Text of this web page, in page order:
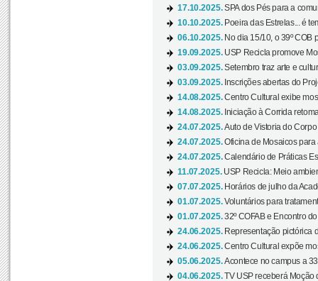
17.10.2025.SPA dos Pés para a
10.10.2025. Poeira das Estrelas... é
06.10.2025. No dia 15/10, o 39º COB
19.09.2025. USP Recicla promove
03.09.2025.Setembro traz arte e
03.09.2025. Inscrições abertas do
14.08.2025.Centro Cultural exibe
14.08.2025. Iniciação à Corrida
24.07.2025.Auto de Vistoria do
24.07.2025.Oficina de Mosaicos
24.07.2025.Calendário de Práticas
11.07.2025. USP Recicla: Meio
07.07.2025. Horários de julho da
01.07.2025.Voluntários para
01.07.2025.32º COFAB e Encontro
24.06.2025. Representação pictórica
24.06.2025.Centro Cultural expõe
05.06.2025.Acontece no campus a
04.06.2025.TV USP receberá Moção